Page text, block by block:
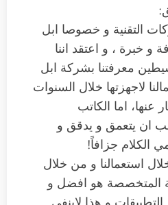
التقنية و خصوصا ابل
و خبرة ، و اعتقد اننا
معرفتنا بشركة ابل
لاجهزتها خلال السنوات
عنها، اما الكاتب
ان يتعمق و يدقق و
الكلام جزافاً!
استعمالنا و من خلال
المتخصصة هو افضل و